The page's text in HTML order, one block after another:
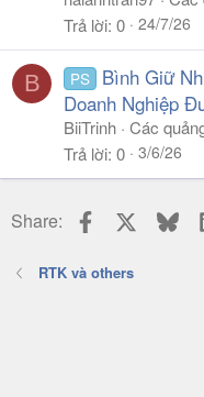
Trả lời 0 24/7/26
B PS
Bình Giữ
Doanh Nghiệp
BiiTrinh Các
Trả lời 0 3/6/26
Share: Facebook
RTK và others